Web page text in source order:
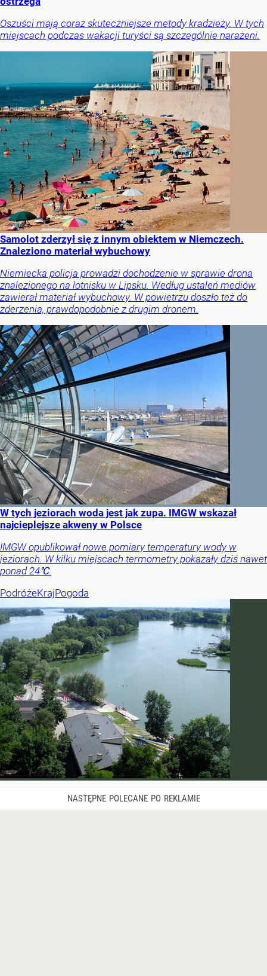
Oszuści mają coraz skuteczniejsze metody kradzieży. W tych
miejscach podczas wakacji turyści są szczególnie narażeni.
Samolot zderzył się z innym obiektem w Niemczech.
Znaleziono materiał wybuchowy
Niemiecka policja prowadzi dochodzenie w sprawie drona
znalezionego na lotnisku w Lipsku. Według ustaleń mediów
zawierał materiał wybuchowy. W powietrzu doszło też do
zderzenia, prawdopodobnie z drugim dronem.
W tych jeziorach woda jest jak zupa. IMGW wskazał
najcieplejsze akweny w Polsce
IMGW opublikował nowe pomiary temperatury wody w
jeziorach. W kilku miejscach termometry pokazały dziś nawet
ponad 24℃.
PodróżeKrajPogoda